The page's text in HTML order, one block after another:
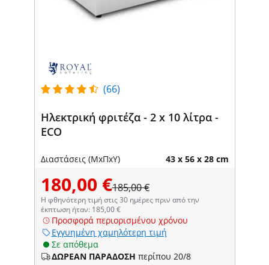
(66)
Ηλεκτρική φριτέζα - 2 x 10 λίτρα -
ECO
Διαστάσεις (ΜxΠxΥ) 43 x 56 x 28 cm
180,00 €185,00 €
Η φθηνότερη τιμή στις 30 ημέρες πριν από την
έκπτωση ήταν: 185,00 €
Προσφορά περιορισμένου χρόνου
Εγγυημένη χαμηλότερη τιμή
Σε απόθεμα
ΔΩΡΕΑΝ ΠΑΡΑΔΟΣΗ περίπου 20/8